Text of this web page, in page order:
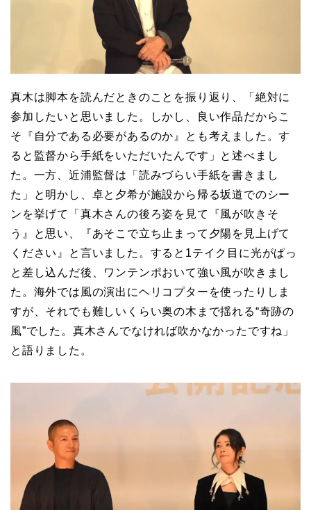
真木は脚本を読んだときのことを振り返り、「絶対に
参加したいと思いました。しかし、良い作品だからこ
そ『自分である必要があるのか』とも考えました。す
ると監督から手紙をいただいたんです」と述べまし
た。一方、近浦監督は「読みづらい手紙を書きまし
た」と明かし、卓と夕希が施設から帰る坂道でのシー
ンを挙げて「真木さんの後ろ姿を見て『風が吹きそ
う』と思い、『あそこで立ち止まって夕陽を見上げて
ください』と言いました。すると1テイク目に光がぱっ
と差し込んだ後、ワンテンポおいて強い風が吹きまし
た。海外では風の演出にヘリコプターを使ったりしま
すが、それでも難しいくらい奥の木まで揺れる“奇跡の
風”でした。真木さんでなければ吹かなかったですね」
と語りました。